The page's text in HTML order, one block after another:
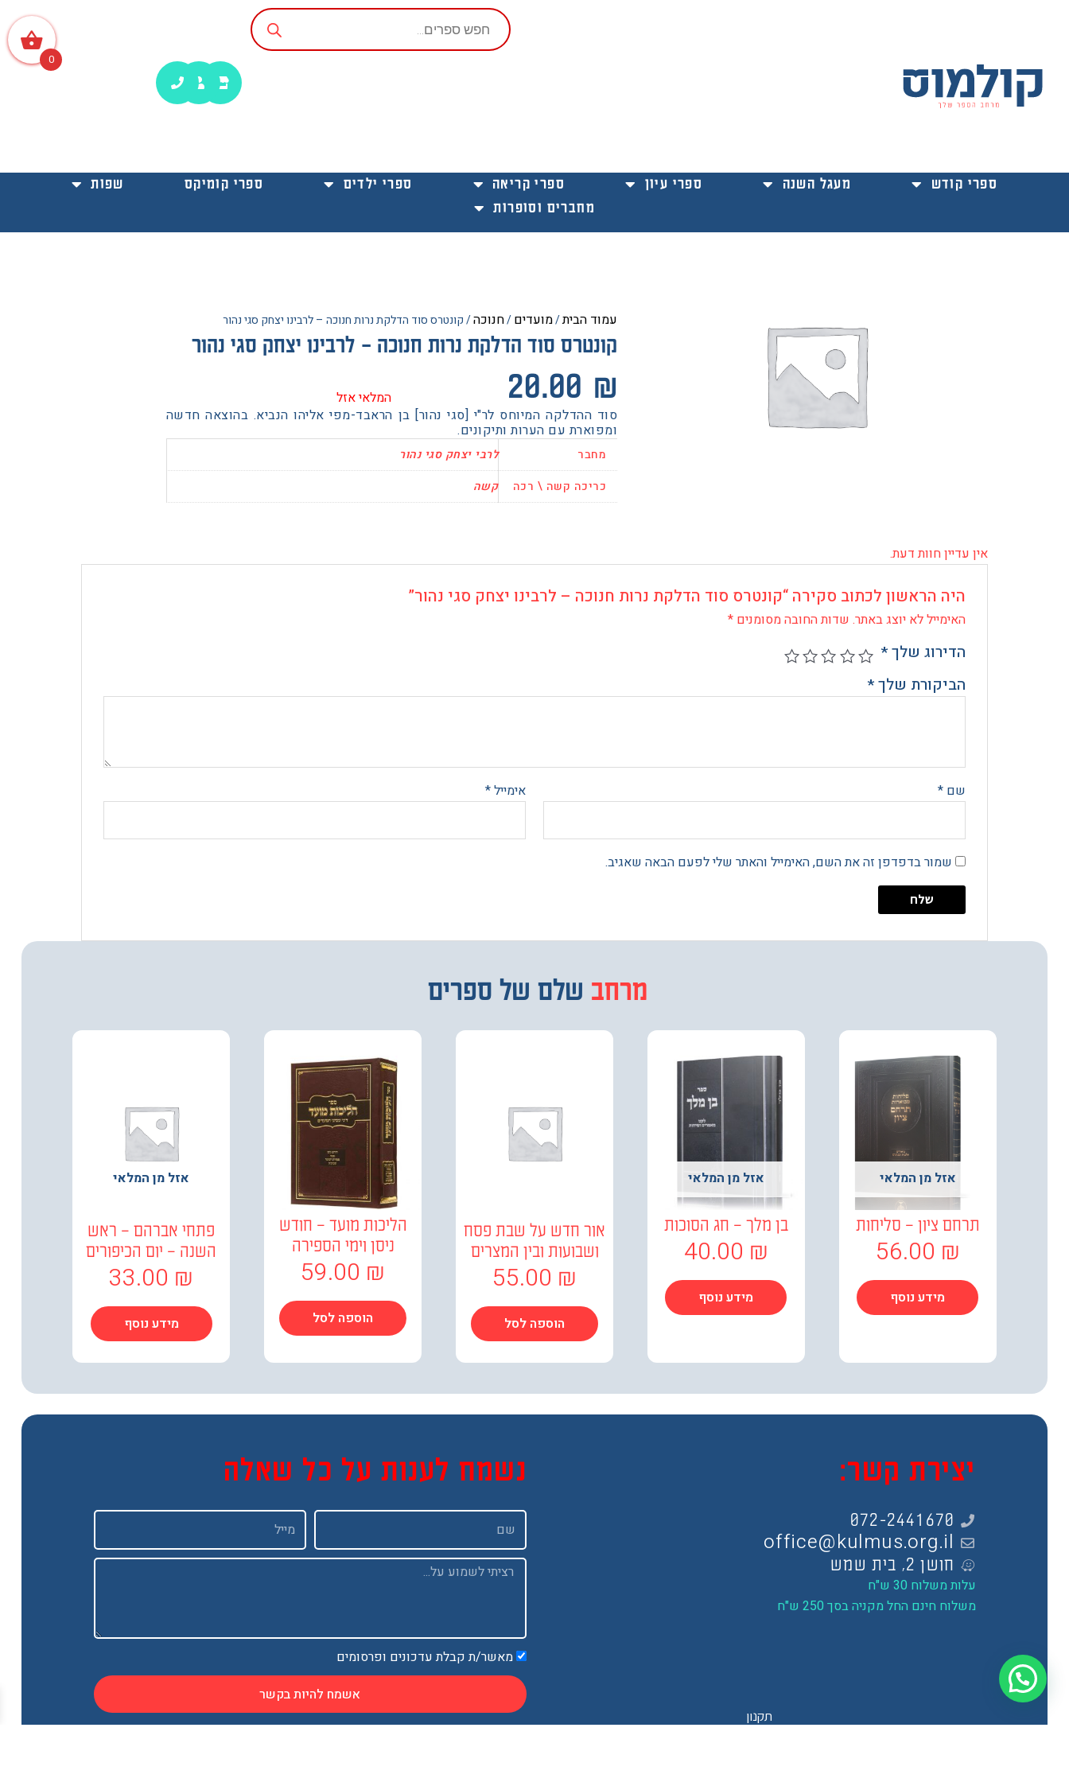
Products
search
ספרי קודש מעגל השנה ספרי עיון ספרי קריאה ספרי ילדים ספרי קומיקס
שפות
מחברים וסופרות
עמוד הבית/מועדים/חנוכה/ קונטרס סוד הדלקת נרות חנוכה – לרבינו יצחק סגי נהור
קונטרס סוד הדלקת נרות חנוכה – לרבינו יצחק סגי נהור
20.00 ₪
המלאי אזל
סוד ההדלקה המיוחס לר"י [סגי נהור] בן הראבד-מפי אליהו הנביא. בהוצאה חדשה
ומפוארת עם הערות ותיקונים.
מחבר
לרבי יצחק סגי נהור
כריכה קשה \ רכה
קשה
אין עדיין חוות דעת.
היה הראשון לכתוב סקירה “קונטרס סוד הדלקת נרות חנוכה – לרבינו יצחק סגי נהור”
האימייל לא יוצג באתר. שדות החובה מסומנים *
הדירוג שלך*
הביקורת שלך*
שם * אימייל*
שמור בדפדפן זה את השם, האימייל והאתר שלי לפעם הבאה שאגיב.
מבחר שלם של ספרים
אזל מן המלאי
תרחם ציון – סליחות
56.00 ₪
מידע נוסף
אזל מן המלאי
בן מלך – חג הסוכות
40.00 ₪
מידע נוסף
אור חדש על שבת פסח
ושבועות ובין המצרים
55.00 ₪
הוספה לסל
הליכות מועד – חודש
ניסן וימי הספירה
59.00 ₪
הוספה לסל
אזל מן המלאי
פתחי אברהם – ראש
השנה – יום הכיפורים
33.00 ₪
מידע נוסף
יצירת קשר:
072-2441670
office@kulmus.org.il
חושן 2, בית שמש
עלות משלוח 30 ש"ח
משלוח חינם החל מקניה בסך 250 ש"ח
תקנון
נשמח לענות על כל שאלה
שם Email
Message
מאשר/ת קבלת עדכונים ופרסומים
אשמח להיות בקשר
0